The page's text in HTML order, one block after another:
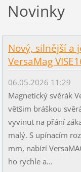
Novinky
Nový, silnější a
VersaMag
06.05.2026 11:29
Magnetický svěrák
většim bráškou
vyvinut na přání
malý. S upínacím
mm, nabízí
ho rychle a...